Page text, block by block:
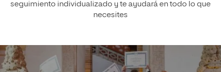
seguimiento individualizado y te ayudará en todo lo que
necesites